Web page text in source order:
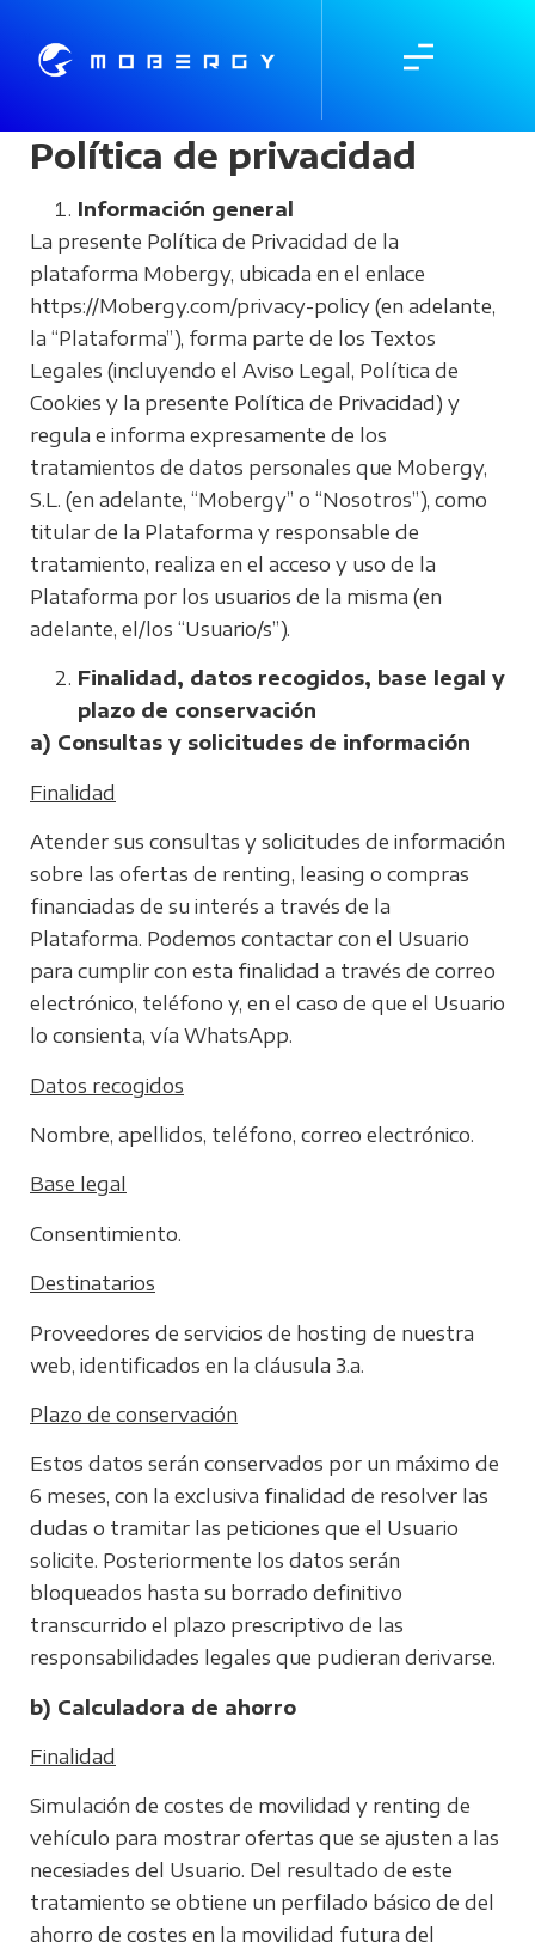
Política de privacidad
Información general
La presente Política de Privacidad de la
plataforma Mobergy, ubicada en el enlace
https://Mobergy.com/privacy-policy (en adelante,
la “Plataforma”), forma parte de los Textos
Legales (incluyendo el Aviso Legal, Política de
Cookies y la presente Política de Privacidad) y
regula e informa expresamente de los
tratamientos de datos personales que Mobergy,
S.L. (en adelante, “Mobergy” o “Nosotros”), como
titular de la Plataforma y responsable de
tratamiento, realiza en el acceso y uso de la
Plataforma por los usuarios de la misma (en
adelante, el/los “Usuario/s”).
Finalidad, datos recogidos, base legal y
plazo de conservación
a) Consultas y solicitudes de información
Finalidad
Atender sus consultas y solicitudes de información
sobre las ofertas de renting, leasing o compras
financiadas de su interés a través de la
Plataforma. Podemos contactar con el Usuario
para cumplir con esta finalidad a través de correo
electrónico, teléfono y, en el caso de que el Usuario
lo consienta, vía WhatsApp.
Datos recogidos
Nombre, apellidos, teléfono, correo electrónico.
Base legal
Consentimiento.
Destinatarios
Proveedores de servicios de hosting de nuestra
web, identificados en la cláusula 3.a.
Plazo de conservación
Estos datos serán conservados por un máximo de
6 meses, con la exclusiva finalidad de resolver las
dudas o tramitar las peticiones que el Usuario
solicite. Posteriormente los datos serán
bloqueados hasta su borrado definitivo
transcurrido el plazo prescriptivo de las
responsabilidades legales que pudieran derivarse.
b) Calculadora de ahorro
Finalidad
Simulación de costes de movilidad y renting de
vehículo para mostrar ofertas que se ajusten a las
necesiades del Usuario. Del resultado de este
tratamiento se obtiene un perfilado básico de del
ahorro de costes en la movilidad futura del